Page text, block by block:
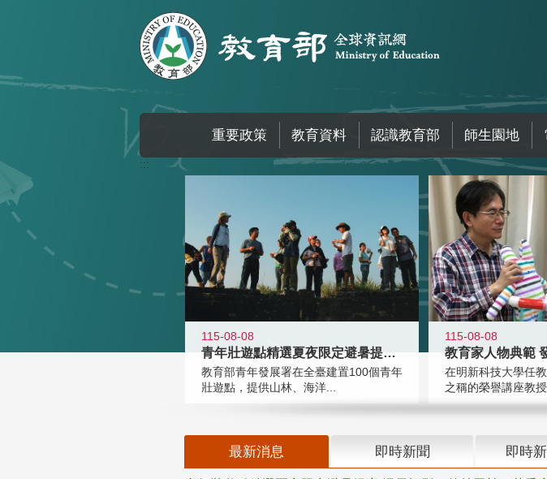
重要政策 教育資料 認識教育部 師生園地
:::
115-08-08
青年壯遊點精選夏夜限定避暑提案 漫
教育部青年發展署在全臺建置100個青年
壯遊點，提供山林、海洋...
115-08-08
在明新科技大學任
之稱的榮譽講座教授
最新消息 即時新聞 即時